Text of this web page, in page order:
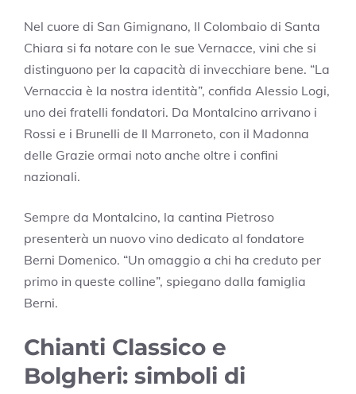
Nel cuore di San Gimignano, Il Colombaio di Santa
Chiara si fa notare con le sue Vernacce, vini che si
distinguono per la capacità di invecchiare bene. “La
Vernaccia è la nostra identità”, confida Alessio Logi,
uno dei fratelli fondatori. Da Montalcino arrivano i
Rossi e i Brunelli de Il Marroneto, con il Madonna
delle Grazie ormai noto anche oltre i confini
nazionali.
Sempre da Montalcino, la cantina Pietroso
presenterà un nuovo vino dedicato al fondatore
Berni Domenico. “Un omaggio a chi ha creduto per
primo in queste colline”, spiegano dalla famiglia
Berni.
Chianti Classico e
Bolgheri: simboli di